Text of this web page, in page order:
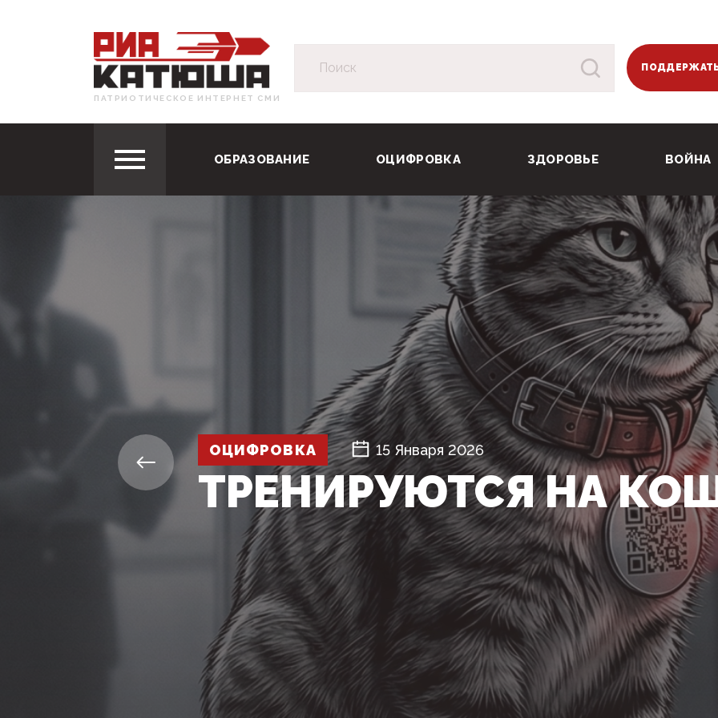
ПАТРИОТИЧЕСКОЕ ИНТЕРНЕТ СМИ
ОБРАЗОВАНИЕ ОЦИФРОВКА ЗДОРОВЬЕ ВОЙНА
ОЦИФРОВКА 15 Января 2026
ТРЕНИРУЮТСЯ НА